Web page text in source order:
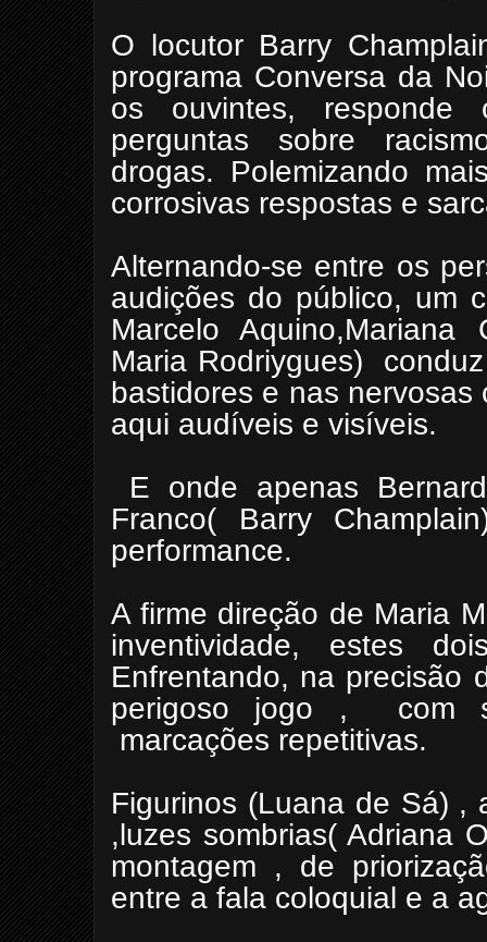
O locutor Barry
programa Conversa da
os ouvintes,
perguntas sobre
drogas. Polemizando
corrosivas respostas e
Alternando-se entre os
audições do público, um
Marcelo
Maria Rodriygues)
bastidores e nas
aqui audíveis e visíveis.
E onde apenas
Franco( Barry
performance.
A firme direção de Maria
inventividade, estes
Enfrentando, na precisão
perigoso jogo , com
marcações repetitivas.
Figurinos (Luana de Sá) ,
,luzes sombrias( Adriana
montagem , de
entre a fala coloquial e a